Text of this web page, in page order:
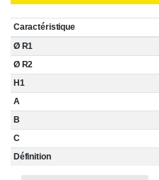
Caractéristique
Ø R1
Ø R2
H1
A
B
C
Définition